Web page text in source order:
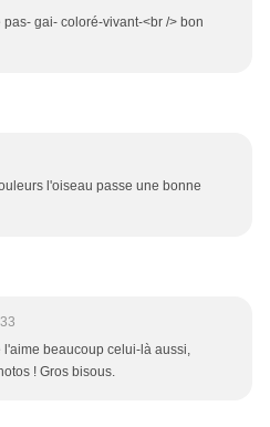
gai- coloré-vivant-<br /> bon
l'oiseau passe une bonne
beaucoup celui-là aussi,
! Gros bisous.